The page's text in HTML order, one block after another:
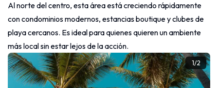
Al norte del centro, esta área está creciendo rápidamente
con condominios modernos, estancias boutique y clubes de
playa cercanos. Es ideal para quienes quieren un ambiente
más local sin estar lejos de la acción.
1/2